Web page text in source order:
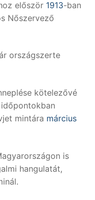
először 1913-ban
Nőszervező
országszerte
kötelezővé
mintára március
is
hangulatát,